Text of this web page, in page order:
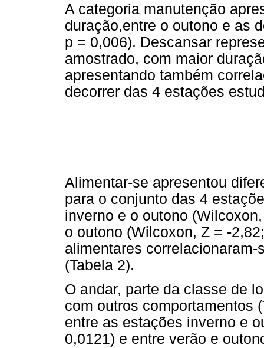
A categoria manutenção
duração,entre o outono e as
p = 0,006). Descansar
amostrado, com maior
apresentando também
decorrer das 4 estações
Alimentar-se apresentou
para o conjunto das 4
inverno e o outono
o outono (Wilcoxon, Z = -
alimentares
(Tabela 2).
O andar, parte da classe de
com outros comportamentos
entre as estações inverno e
0,0121) e entre verão e